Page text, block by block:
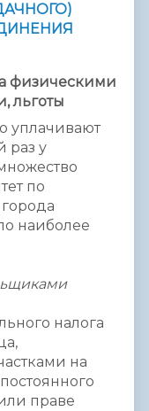
физическими
льготы
уплачивают
раз у
по
наиболее
налога
на
праве